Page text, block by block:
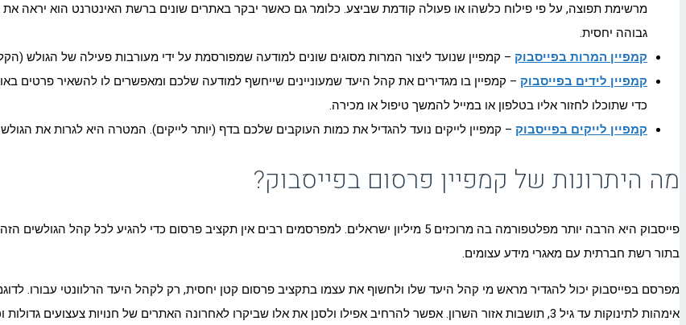
מרשימת תפוצה, על פי פילוח כלשהו או פעולה קודמת שביצע. כלומר גם כאשר יבקר באתרים שונים ברשת האינטרנט הוא יראה
גבוהה יחסית.
קמפיין המרות בפייסבוק – קמפיין שנועד ליצור המרות מסוגים שונים למודעה שמפורסמת על ידי מעורבות פעילה של הגולש
קמפיין לידים בפייסבוק – קמפיין בו מגדירים את קהל היעד שמעוניינים שייחשף למודעה שלכם ומאפשרים לו להשאיר פרטים
כדי שתוכלו לחזור אליו בטלפון או במייל להמשך טיפול או מכירה.
קמפיין לייקים בפייסבוק – קמפיין לייקים נועד להגדיל את כמות העוקבים שלכם בדף (יותר לייקים). המטרה היא לגרות את
מה היתרונות של קמפיין פרסום בפייסבוק?
פייסבוק היא הרבה יותר מפלטפורמה בה מרוכזים 5 מיליון ישראלים. למפרסמים רבים אין תקציב פרסום כדי
בתור רשת חברתית עם מאגרי מידע עצומים.
מפרסם בפייסבוק יכול להגדיר מראש מי קהל היעד שלו ולחשוף את עצמו בתקציב פרסום קטן יחסית, רק לקהל היעד הרלוונטי עבורו.
אימהות לתינוקות עד גיל 3, תושבות אזור השרון. אפשר להרחיב אפילו ולסנן את אלו שביקרו לאחרונה האתרים של חנויות